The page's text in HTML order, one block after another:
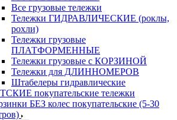
Все грузовые тележки
Тележки ГИДРАВЛИЧЕСКИЕ (роклы,
рохли)
Тележки грузовые
ПЛАТФОРМЕННЫЕ
Тележки грузовые с КОРЗИНОЙ
Тележки для ДЛИННОМЕРОВ
Штабелеры гидравлические
покупательские тележки
БЕЗ колес покупательские (5-30